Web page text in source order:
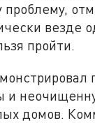
проблему,
везде
пройти.
и
домов.